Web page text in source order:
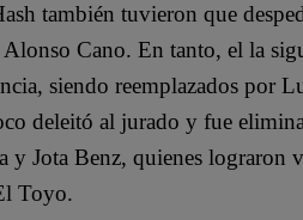
también tuvieron que
Cano. En tanto, el la
siendo reemplazados por
deleitó al jurado y fue
y Jota Benz, quienes lograron
Toyo.